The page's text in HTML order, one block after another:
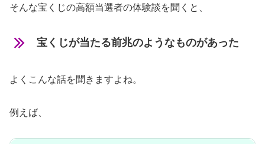
そんな宝くじの高額当選者の体験談を聞くと、
宝くじが当たる前兆のようなものがあった
よくこんな話を聞きますよね。
例えば、